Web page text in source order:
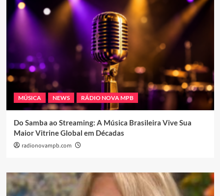
MÚSICA NEWS RÁDIO NOVA MPB
Do Samba ao Streaming: A Música Brasileira Vive Sua
Maior Vitrine Global em Décadas
radionovampb.com